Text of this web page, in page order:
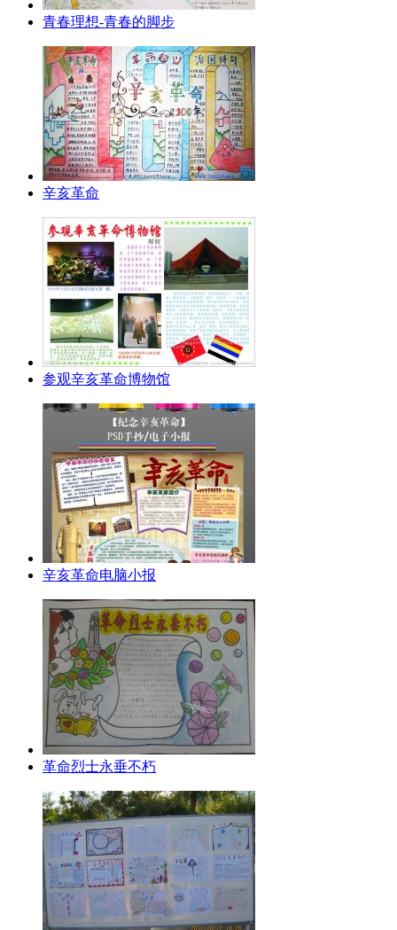
青春理想-青春的脚步
辛亥革命
参观辛亥革命博物馆
辛亥革命电脑小报
革命烈士永垂不朽